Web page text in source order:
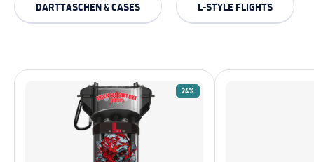
DARTTASCHEN & CASES L-STYLE FLIGHTS
24%